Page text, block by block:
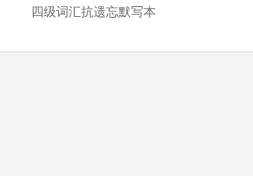
四级词汇抗遗忘默写本